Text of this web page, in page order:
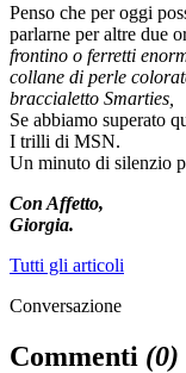
Penso che per oggi
parlarne per altre due
frontino o ferretti
collane di perle
braccialetto Smarties,
Se abbiamo superato
I trilli di MSN.
Un minuto di silenzio
Con Affetto,
Giorgia.
Tutti gli articoli
Conversazione
Commenti (0)